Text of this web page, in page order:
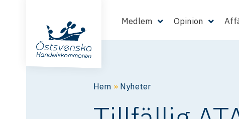
Medlem Opinion
Hem » Nyheter